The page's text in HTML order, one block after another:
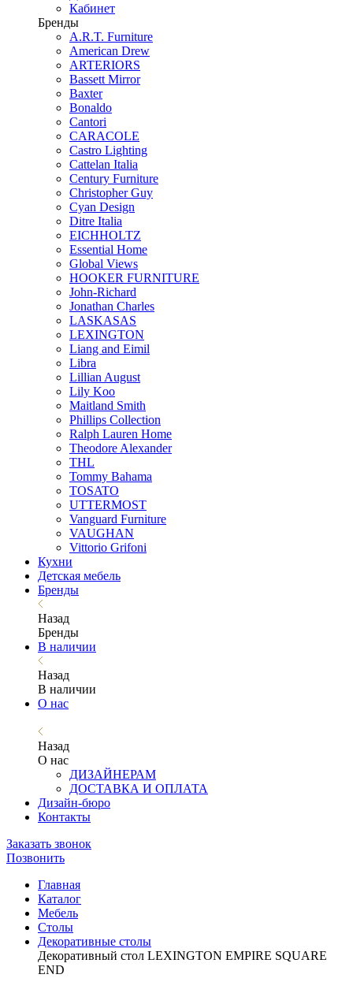
Кабинет
Бренды
A.R.T. Furniture
American Drew
ARTERIORS
Bassett Mirror
Baxter
Bonaldo
Cantori
CARACOLE
Castro Lighting
Cattelan Italia
Century Furniture
Christopher Guy
Cyan Design
Ditre Italia
EICHHOLTZ
Essential Home
Global Views
HOOKER FURNITURE
John-Richard
Jonathan Charles
LASKASAS
LEXINGTON
Liang and Eimil
Libra
Lillian August
Lily Koo
Maitland Smith
Phillips Collection
Ralph Lauren Home
Theodore Alexander
THL
Tommy Bahama
TOSATO
UTTERMOST
Vanguard Furniture
VAUGHAN
Vittorio Grifoni
Кухни
Детская мебель
Бренды
Назад
Бренды
В наличии
Назад
В наличии
О нас
Назад
О нас
ДИЗАЙНЕРАМ
ДОСТАВКА И ОПЛАТА
Дизайн-бюро
Контакты
Заказать звонок
Позвонить
Главная
Каталог
Мебель
Столы
Декоративные столы
Декоративный стол LEXINGTON EMPIRE SQUARE
END